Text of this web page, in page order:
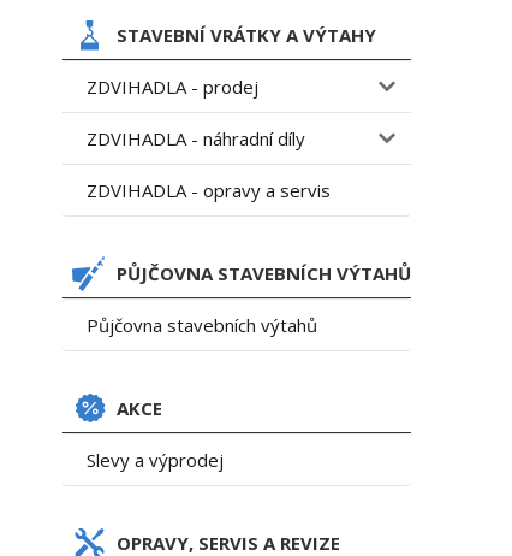
STAVEBNÍ VRÁTKY A VÝTAHY
ZDVIHADLA - prodej
ZDVIHADLA - náhradní díly
ZDVIHADLA - opravy a servis
PŮJČOVNA STAVEBNÍCH VÝTAHŮ
Půjčovna stavebních výtahů
AKCE
Slevy a výprodej
OPRAVY, SERVIS A REVIZE